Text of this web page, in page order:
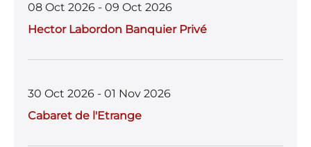
08 Oct 2026 - 09 Oct 2026
Hector Labordon Banquier Privé
30 Oct 2026 - 01 Nov 2026
Cabaret de l'Etrange